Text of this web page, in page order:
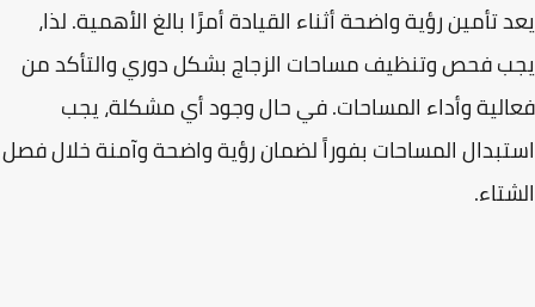
تأمين رؤية واضحة أثناء القيادة أمرًا بالغ الأهمية. لذا،
فحص وتنظيف مساحات الزجاج بشكل دوري والتأكد من
وأداء المساحات. في حال وجود أي مشكلة، يجب
المساحات بفوراً لضمان رؤية واضحة وآمنة خلال فصل